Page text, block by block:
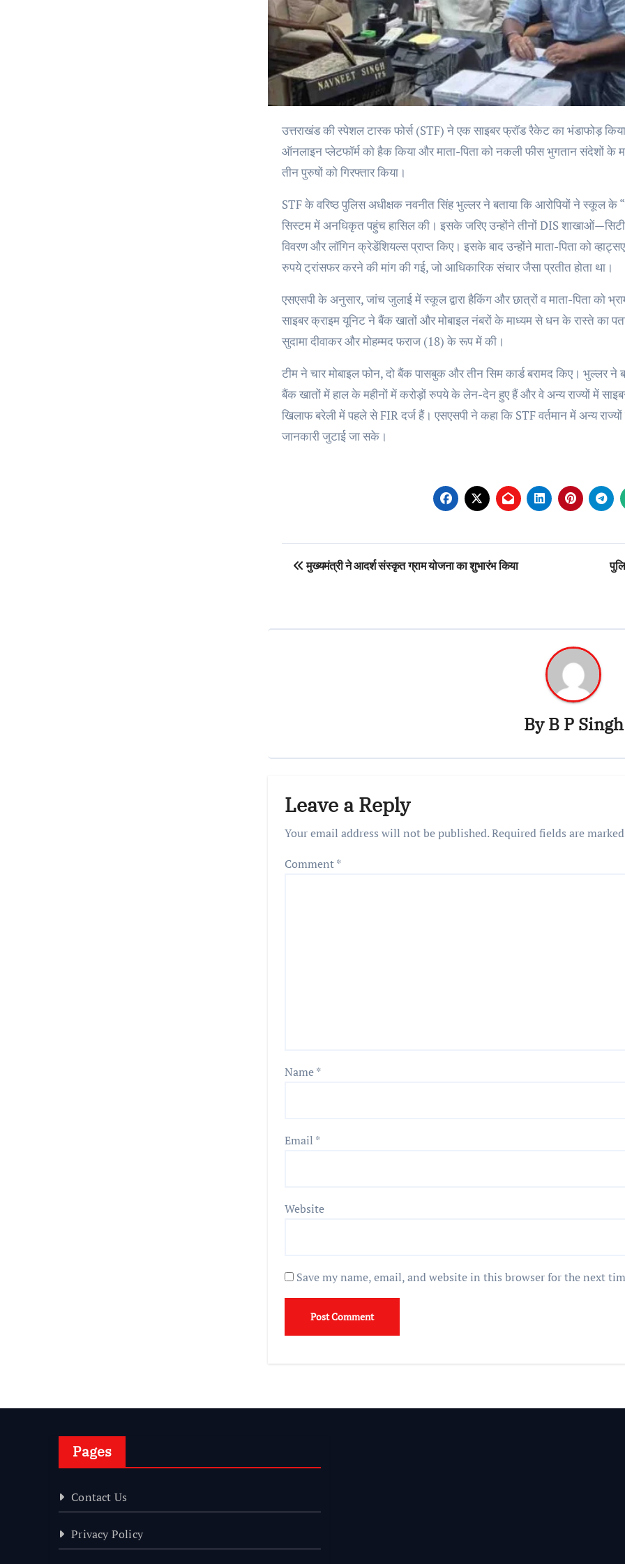
उत्तराखंड की स्पेशल टास्क फोर्स (STF) ने एक साइबर फ्रॉड रैकेट का भंडाफोड़ किया है, जिसने कथित तौर पर दून इंटरनेशनल स्कूल (DIS) के
ऑनलाइन प्लेटफॉर्म को हैक किया और माता-पिता को नकली फीस भुगतान संदेशों के
तीन पुरुषों को गिरफ्तार किया।
STF के वरिष्ठ पुलिस अधीक्षक नवनीत सिंह भुल्लर ने बताया कि आरोपियों ने स्कूल
सिस्टम में अनधिकृत पहुंच हासिल की। इसके जरिए उन्होंने तीनों DIS
विवरण और लॉगिन क्रेडेंशियल्स प्राप्त किए। इसके बाद उन्होंने माता-पिता को
रुपये ट्रांसफर करने की मांग की गई, जो आधिकारिक संचार जैसा प्रतीत होता था।
एसएसपी के अनुसार, जांच जुलाई में स्कूल द्वारा हैकिंग और छात्रों व माता-पिता
साइबर क्राइम यूनिट ने बैंक खातों और मोबाइल नंबरों के माध्यम से धन के रास्ते का
सुदामा दीवाकर और मोहम्मद फराज (18) के रूप में की।
टीम ने चार मोबाइल फोन, दो बैंक पासबुक और तीन सिम कार्ड बरामद किए। भुल्लर ने
बैंक खातों में हाल के महीनों में करोड़ों रुपये के लेन-देन हुए हैं और वे अन्य राज्यों में
खिलाफ बरेली में पहले से FIR दर्ज हैं। एसएसपी ने कहा कि STF वर्तमान में अन्य
जानकारी जुटाई जा सके।
Post
मुख्यमंत्री ने आदर्श संस्कृत ग्राम योजना का शुभारंभ किया
ByB P Singh
Leave a Reply
Your email address will not be published.Required fields are
Comment*
Name*
Email *
Website
Save my name, email, and website in this browser for the next
Pages
Contact Us
Privacy Policy